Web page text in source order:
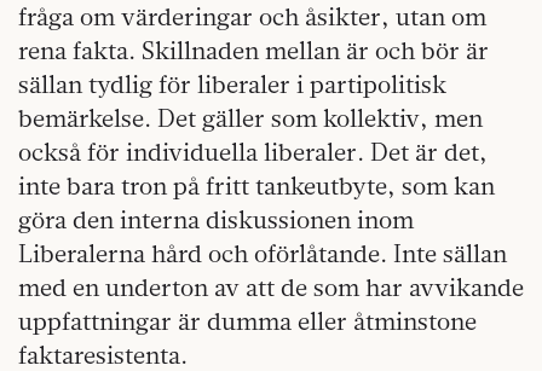
fråga om värderingar och åsikter, utan om
rena fakta. Skillnaden mellan är och bör är
sällan tydlig för liberaler i partipolitisk
bemärkelse. Det gäller som kollektiv, men
också för individuella liberaler. Det är det,
inte bara tron på fritt tankeutbyte, som kan
göra den interna diskussionen inom
Liberalerna hård och oförlåtande. Inte sällan
med en underton av att de som har avvikande
uppfattningar är dumma eller åtminstone
faktaresistenta.